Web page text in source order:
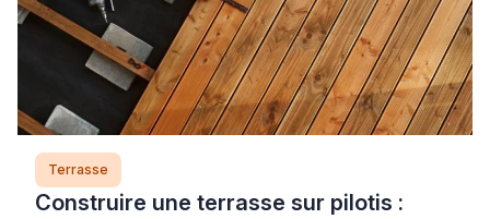
Terrasse
Construire une terrasse sur pilotis :